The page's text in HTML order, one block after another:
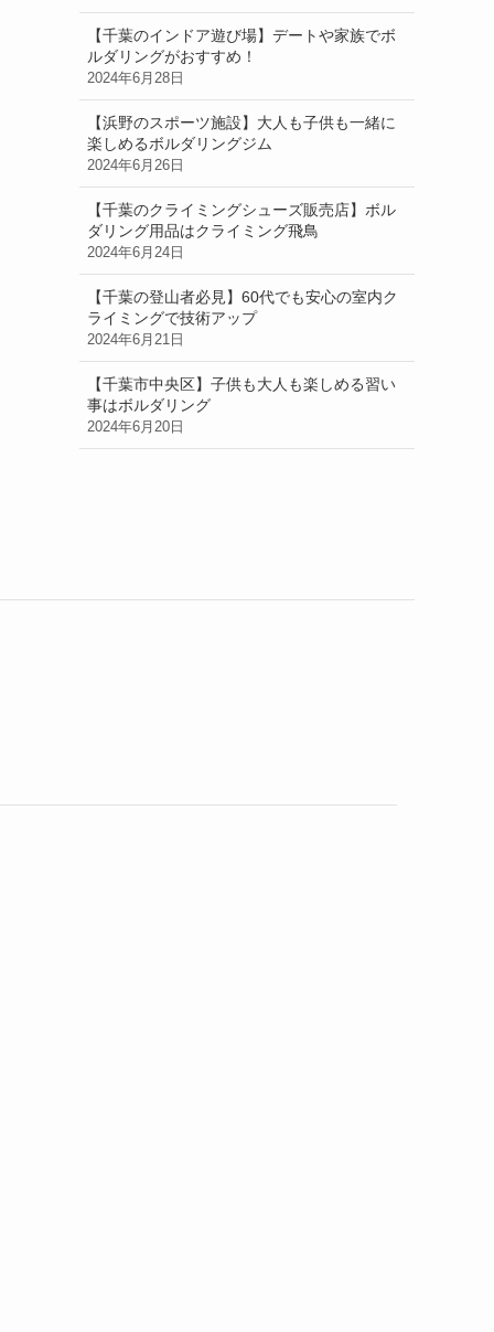
【千葉のインドア遊び場】デートや家族でボ
ルダリングがおすすめ！
2024年6月28日
【浜野のスポーツ施設】大人も子供も一緒に
楽しめるボルダリングジム
2024年6月26日
【千葉のクライミングシューズ販売店】ボル
ダリング用品はクライミング飛鳥
2024年6月24日
【千葉の登山者必見】60代でも安心の室内ク
ライミングで技術アップ
2024年6月21日
【千葉市中央区】子供も大人も楽しめる習い
事はボルダリング
2024年6月20日